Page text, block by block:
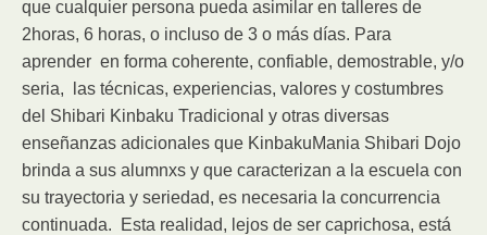
que cualquier persona pueda asimilar en talleres de
2horas, 6 horas, o incluso de 3 o más días. Para
aprender en forma coherente, confiable, demostrable, y/o
seria, las técnicas, experiencias, valores y costumbres
del Shibari Kinbaku Tradicional y otras diversas
enseñanzas adicionales que KinbakuMania Shibari Dojo
brinda a sus alumnxs y que caracterizan a la escuela con
su trayectoria y seriedad, es necesaria la concurrencia
continuada. Esta realidad, lejos de ser caprichosa, está